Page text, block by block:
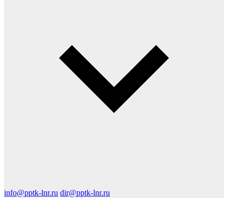
info@pptk-lnr.ru dir@pptk-lnr.ru